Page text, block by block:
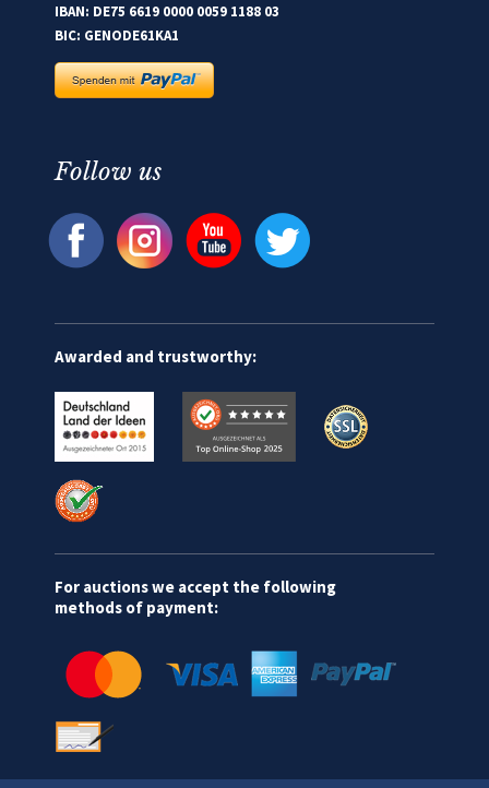
IBAN: DE75 6619 0000 0059 1188 03
BIC: GENODE61KA1
Follow us
Awarded and trustworthy:
For auctions we accept the following
methods of payment: